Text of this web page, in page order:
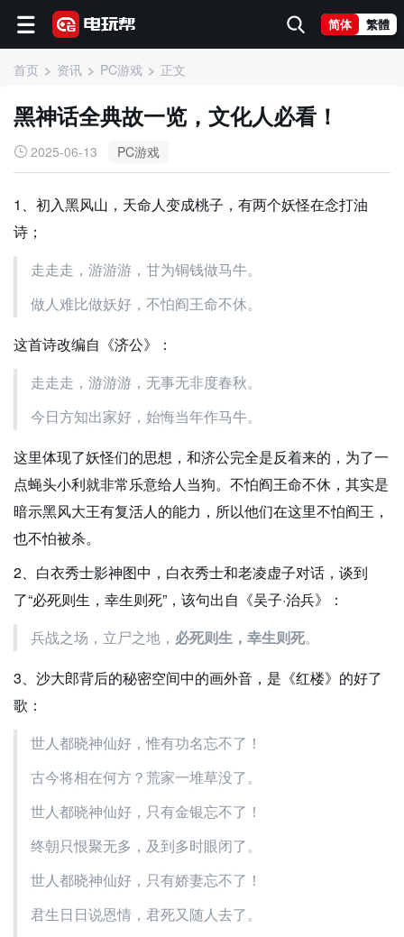
简体 繁體
首页 资讯 PC游戏 正文
黑神话全典故一览，文化人必看！
2025-06-13 PC游戏
1、初入黑风山，天命人变成桃子，有两个妖怪在念打油
诗；
走走走，游游游，甘为铜钱做马牛。
做人难比做妖好，不怕阎王命不休。
这首诗改编自《济公》：
走走走，游游游，无事无非度春秋。
今日方知出家好，始悔当年作马牛。
这里体现了妖怪们的思想，和济公完全是反着来的，为了一
点蝇头小利就非常乐意给人当狗。不怕阎王命不休，其实是
暗示黑风大王有复活人的能力，所以他们在这里不怕阎王，
也不怕被杀。
2、白衣秀士影神图中，白衣秀士和老凌虚子对话，谈到
了“必死则生，幸生则死”，该句出自《吴子·治兵》：
兵战之场，立尸之地， 必死则生，幸生则死。
3、沙大郎背后的秘密空间中的画外音，是《红楼》的好了
歌：
世人都晓神仙好，惟有功名忘不了！
古今将相在何方？荒家一堆草没了。
世人都晓神仙好，只有金银忘不了！
终朝只恨聚无多，及到多时眼闭了。
世人都晓神仙好，只有娇妻忘不了！
君生日日说恩情，君死又随人去了。